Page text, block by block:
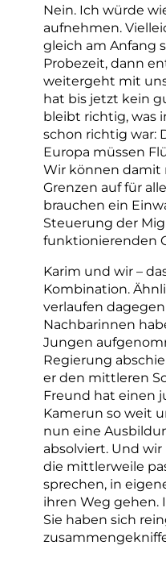
Nein. Ich würde
aufnehmen.
gleich am Anfang
Probezeit, dann
weitergeht mit
hat bis jetzt kein
bleibt richtig, was
schon richtig war:
Europa müssen
Wir können damit
Grenzen auf für
brauchen ein
Steuerung der
funktionierenden
Karim und wir –
Kombination.
verlaufen
Nachbarinnen
Jungen
Regierung
er den mittleren
Freund hat einen
Kamerun so weit
nun eine
absolviert. Und
die mittlerweile
sprechen, in
ihren Weg gehen.
Sie haben sich